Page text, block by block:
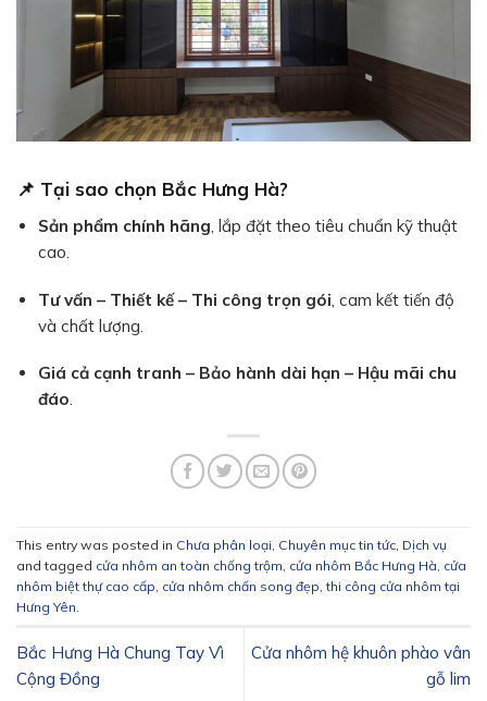
📌 Tại sao chọn Bắc Hưng Hà?
Sản phẩm chính hãng, lắp đặt theo tiêu chuẩn kỹ thuật
cao.
Tư vấn – Thiết kế – Thi công trọn gói , cam kết tiến độ
và chất lượng.
Giá cả cạnh tranh – Bảo hành dài hạn – Hậu mãi chu
đáo.
This entry was posted in Chưa phân loại, Chuyên mục tin tức, Dịch vụ
and tagged cửa nhôm an toàn chống trộm, cửa nhôm Bắc Hưng Hà, cửa
nhôm biệt thự cao cấp, cửa nhôm chấn song đẹp,thi công cửa nhôm tại
Hưng Yên.
Bắc Hưng Hà Chung Tay Vì
Cộng Đồng
Cửa nhôm hệ khuôn phào vân
gỗ lim